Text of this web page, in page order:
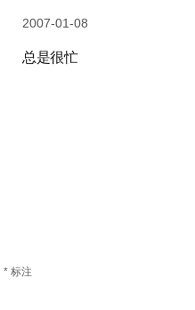
2007-01-08
总是很忙
* 标注